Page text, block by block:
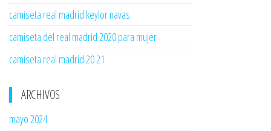
camiseta real madrid keylor navas
camiseta del real madrid 2020 para mujer
camiseta real madrid 20 21
ARCHIVOS
mayo 2024